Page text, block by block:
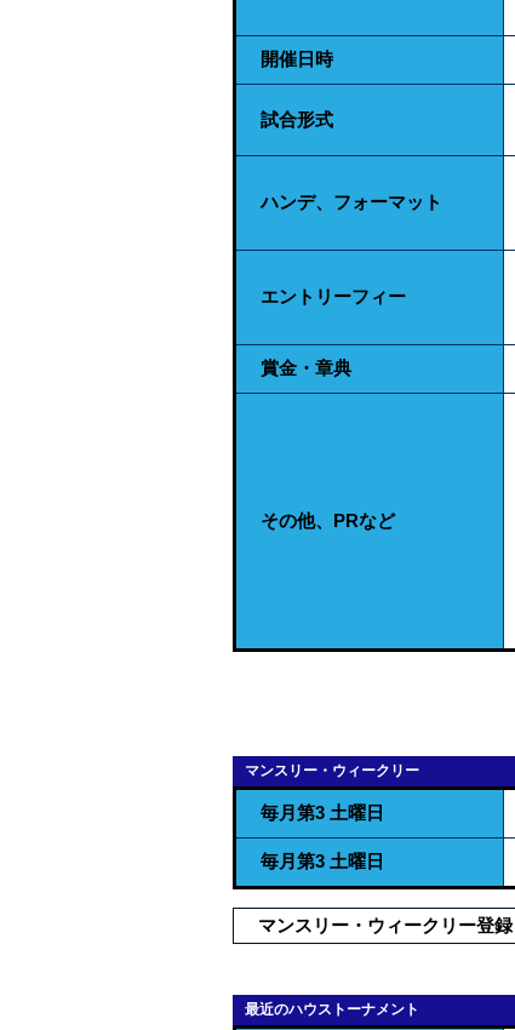
開催日時
試合形式
ハンデ、フォーマット
エントリーフィー
賞金・章典
その他、PRなど
マンスリー・ウィークリー
毎月第3 土曜日
毎月第3 土曜日
マンスリー・ウィークリー登録
最近のハウストーナメント